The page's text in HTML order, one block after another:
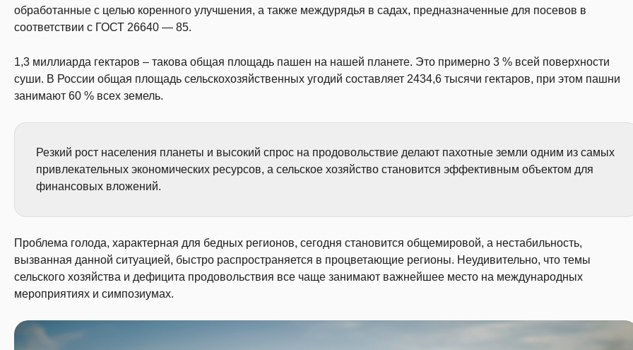
обработанные с целью коренного улучшения, а также междурядья в садах, предназначенные для посевов в
соответствии с ГОСТ 26640 — 85.
1,3 миллиарда гектаров – такова общая площадь пашен на нашей планете. Это примерно 3 % всей поверхности
суши. В России общая площадь сельскохозяйственных угодий составляет 2434,6 тысячи гектаров, при этом пашни
занимают 60 % всех земель.
Резкий рост населения планеты и высокий спрос на продовольствие делают пахотные земли одним из самых
привлекательных экономических ресурсов, а сельское хозяйство становится эффективным объектом для
финансовых вложений.
Проблема голода, характерная для бедных регионов, сегодня становится общемировой, а нестабильность,
вызванная данной ситуацией, быстро распространяется в процветающие регионы. Неудивительно, что темы
сельского хозяйства и дефицита продовольствия все чаще занимают важнейшее место на международных
мероприятиях и симпозиумах.